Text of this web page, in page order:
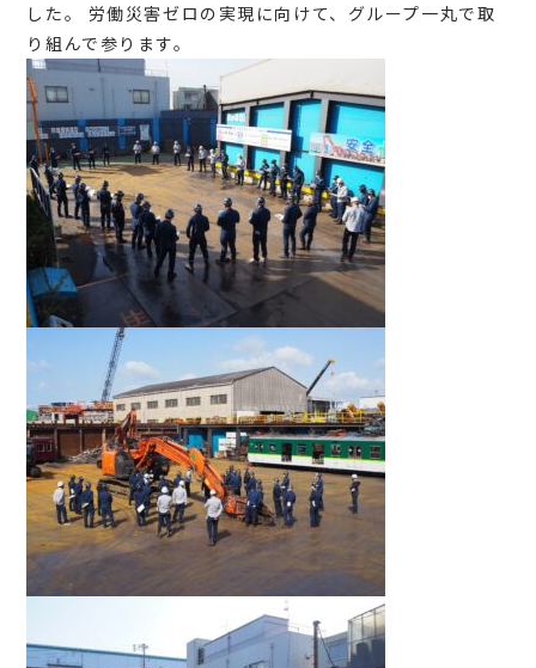
した。 労働災害ゼロの実現に向けて、グループ一丸で取
り組んで参ります。